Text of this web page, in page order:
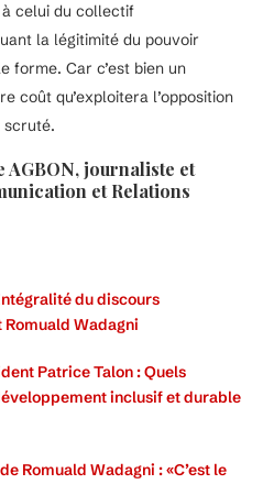
celui du collectif
la légitimité du pouvoir
forme. Car c’est bien un
coût qu’exploitera l’opposition
scruté.
AGBON, journaliste et
et Relations
du discours
Wadagni
Patrice Talon : Quels
inclusif et durable
Romuald Wadagni : «C’est le